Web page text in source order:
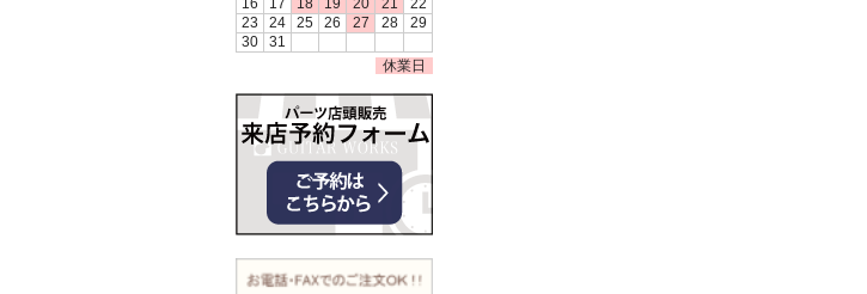
16
17 18 19 20 21
22
23
24 25 26 27 28
29
30
31
休業日